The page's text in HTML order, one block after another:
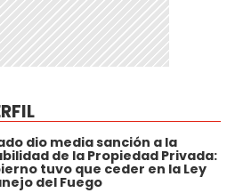
dio media sanción a la
de la Propiedad Privada:
tuvo que ceder en la Ley
del Fuego